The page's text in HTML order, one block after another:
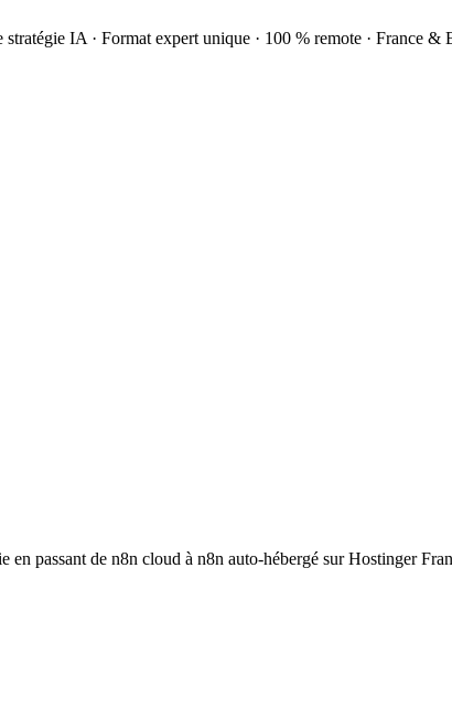
stratégie IA · Format expert unique · 100 % remote · France &
en passant de n8n cloud à n8n auto-hébergé surHostinger